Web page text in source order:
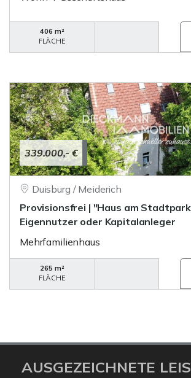
406 m²
FLÄCHE
339.000,- €
Duisburg / Meiderich
Provisionsfrei | "Haus am
Eigennutzer oder Kapitalanleger
Mehrfamilienhaus
265 m²
FLÄCHE
AUSGEZEICHNETE